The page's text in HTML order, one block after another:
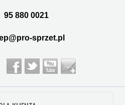
95 880 0021
sprzet.pl